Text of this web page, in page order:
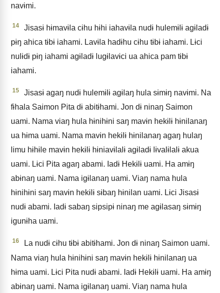
navɨmi.
14
Jisasɨ hɨmavɨla cɨhu hɨhi iahavɨla nudɨ hulemɨlɨ agɨladɨ
pɨŋ ahica tɨbɨ iahami. Lavɨla hadɨhu cɨhu tɨbɨ iahami. Lɨci
nulɨdɨ pɨŋ iahami agɨladɨ lugɨlavɨci ua ahica pam tɨbɨ
iahami.
15
Jisasɨ agaŋ nudɨ hulemɨlɨ agɨlaŋ hula sɨmɨŋ navɨmi. Na
fɨhala Saimon Pita dɨ abitɨhami. Jon dɨ ninaŋ Saimon
uami. Nama viaŋ hula hɨnihɨni saŋ mavɨn hekɨlɨ hɨnilanaŋ
ua hɨma uami. Nama mavɨn hekɨlɨ hɨnilanaŋ agaŋ hulaŋ
limu hɨhɨle mavɨn hekɨlɨ hɨniavɨlalɨ agɨladɨ lɨvalɨlalɨ akua
uami. Lɨci Pita agaŋ abami. Iadɨ Hekɨlɨ uami. Ha amɨŋ
abɨnaŋ uami. Nama igɨlanaŋ uami. Viaŋ nama hula
hɨnihɨni saŋ mavɨn hekɨlɨ sɨbaŋ hɨnilan uami. Lɨci Jisasɨ
nudɨ abami. Iadɨ sabaŋ sipsipɨ ninaŋ me agɨlasaŋ sɨmɨŋ
igunɨha uami.
16
La nudɨ cɨhu tɨbɨ abitɨhami. Jon dɨ ninaŋ Saimon uami.
Nama viaŋ hula hɨnihɨni saŋ mavɨn hekɨlɨ hɨnilanaŋ ua
hɨma uami. Lɨci Pita nudɨ abami. Iadɨ Hekɨlɨ uami. Ha amɨŋ
abɨnaŋ uami. Nama igɨlanaŋ uami. Viaŋ nama hula